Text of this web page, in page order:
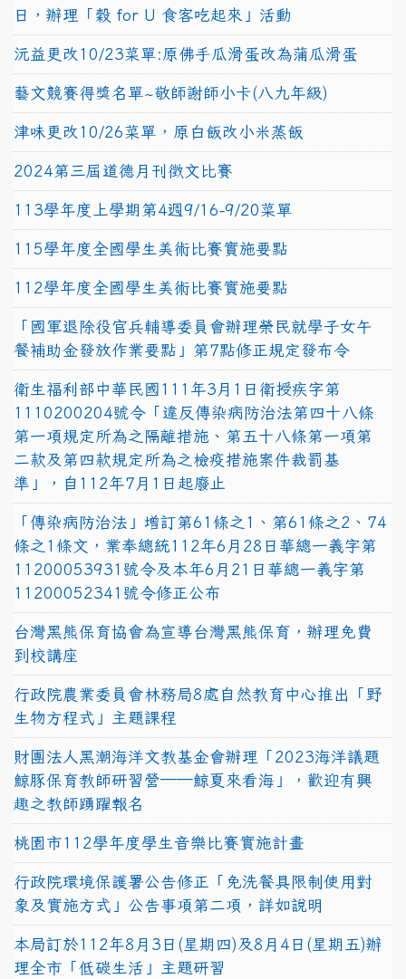
日，辦理「穀 for U 食客吃起來」活動
沅益更改10/23菜單:原佛手瓜滑蛋改為蒲瓜滑蛋
藝文競賽得獎名單~敬師謝師小卡(八九年級)
津味更改10/26菜單，原白飯改小米蒸飯
2024第三屆道德月刊徵文比賽
113學年度上學期第4週9/16-9/20菜單
115學年度全國學生美術比賽實施要點
112學年度全國學生美術比賽實施要點
「國軍退除役官兵輔導委員會辦理榮民就學子女午
餐補助金發放作業要點」第7點修正規定發布令
衛生福利部中華民國111年3月1日衛授疾字第
1110200204號令「違反傳染病防治法第四十八條
第一項規定所為之隔離措施、第五十八條第一項第
二款及第四款規定所為之檢疫措施案件裁罰基
準」，自112年7月1日起廢止
「傳染病防治法」增訂第61條之1、第61條之2、74
條之1條文，業奉總統112年6月28日華總一義字第
11200053931號令及本年6月21日華總一義字第
11200052341號令修正公布
台灣黑熊保育協會為宣導台灣黑熊保育，辦理免費
到校講座
行政院農業委員會林務局8處自然教育中心推出「野
生物方程式」主題課程
財團法人黑潮海洋文教基金會辦理「2023海洋議題
鯨豚保育教師研習營──鯨夏來看海」，歡迎有興
趣之教師踴躍報名
桃園市112學年度學生音樂比賽實施計畫
行政院環境保護署公告修正「免洗餐具限制使用對
象及實施方式」公告事項第二項，詳如說明
本局訂於112年8月3日(星期四)及8月4日(星期五)辦
理全市「低碳生活」主題研習